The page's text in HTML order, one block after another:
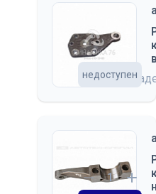
на
недоступен